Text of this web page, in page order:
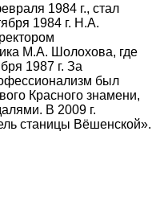
1984 г., стал
1984 г. Н.А.
М.А. Шолохова, где
1987 г. За
был
Красного знамени,
В 2009 г.
станицы Вёшенской».